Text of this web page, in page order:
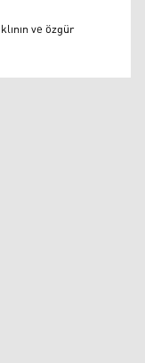
ve özgür